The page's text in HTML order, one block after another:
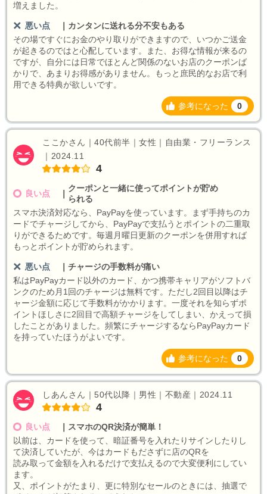
増えました。
悪い点
カンタンに送れる分不安もある
その場ですぐにお金のやり取りができますので、いつかご送金
が起きるのではと心配しています。また、お得な情報が来るの
ですが、自分には日常でほとんど関係のないお店のクーポンば
かりで、あまりお得感がありません。もっと庶民的なお店で利
用できる特典が欲しいです。
参考になった 0
ここかさん｜40代前半｜女性｜自由業・フリーランス
｜2024.11
4
良い点
クーポンと一緒に使ってポイントが貯め
られる
スマホ決済対応なら、PayPayを使っています。まず手持ちのカ
ードでチャージしてから、PayPayで支払うとポイントの二重取
りができるためです。毎週月曜日更新のクーポンを併用すれば
もっとポイントが貯められます。
悪い点
チャージの手数料が痛い
私はPayPayカード以外のカード、かつ携帯キャリアがソフトバ
ンクのため月1回のチャージは無料です。ただし2回目以降はチ
ャージ金額に応じて手数料がかかります。一度それを知らずポ
イントほしさに2回目で高額チャージをしてしまい、かえって損
したことがありました。頻繁にチャージするならPayPayカード
を持っていたほうがよいです。
参考になった 0
しあんさん｜50代以降｜男性｜不動産｜2024.11
4
良い点
スマホのQR決済が簡単！
以前は、カードを使って、暗証番号を入れたりサインしたりし
て決済していたが、今はカードもださずに店のQRを
読み取って金額を入れるだけで支払えるので大変便利にしてい
ます。
又、ポイントがたまり、更に特別なセールのときには、抽選で